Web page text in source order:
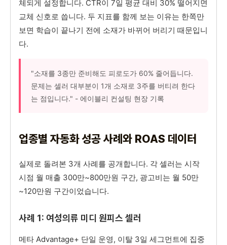
체되게 설정합니다. CTR이 7일 평균 대비 30% 떨어지면
교체 신호로 씁니다. 두 지표를 함께 보는 이유는 한쪽만
보면 학습이 끝나기 전에 소재가 바뀌어 버리기 때문입니
다.
"소재를 3종만 준비해도 피로도가 60% 줄어듭니다.
문제는 셀러 대부분이 1개 소재로 3주를 버티려 한다
는 점입니다." - 에이블리 컨설팅 현장 기록
업종별 자동화 성공 사례와 ROAS 데이터
실제로 돌려본 3개 사례를 공개합니다. 각 셀러는 시작
시점 월 매출 300만~800만원 구간, 광고비는 월 50만
~120만원 구간이었습니다.
사례 1: 여성의류 미디 원피스 셀러
메타 Advantage+ 단일 운영, 이탈 3일 세그먼트에 집중